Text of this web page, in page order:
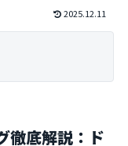
2025.12.11
徹底解説：ド